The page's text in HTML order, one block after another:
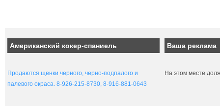
Американский кокер-спаниель
Продаются щенки черного, черно-подпалого и
палевого окраса. 8-926-215-8730, 8-916-881-0643
Ваша реклама
На этом месте